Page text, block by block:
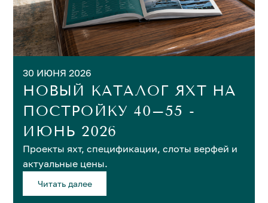
30 ИЮНЯ 2026
НОВЫЙ КАТАЛОГ ЯХТ НА
ПОСТРОЙКУ 40–55 -
ИЮНЬ 2026
Проекты яхт, спецификации, слоты верфей и
актуальные цены.
Читать далее